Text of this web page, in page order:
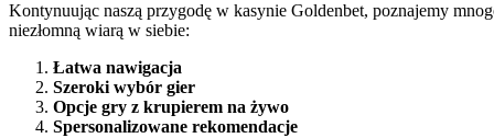
Kontynuując naszą przygodę w kasynie Goldenbet, poznajemy
niezłomną wiarą w siebie:
Łatwa nawigacja
Szeroki wybór gier
Opcje gry z krupierem na żywo
Spersonalizowane rekomendacje